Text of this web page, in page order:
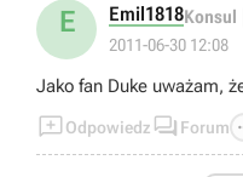
E Emil1818Konsul
2011-06-30 12:08
Jako fan Duke uważam,
Odpowiedz  Forum